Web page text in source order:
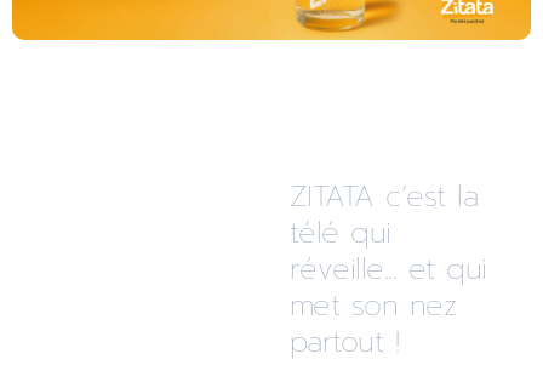
ZITATA c’est la
télé qui
réveille... et qui
met son nez
partout !